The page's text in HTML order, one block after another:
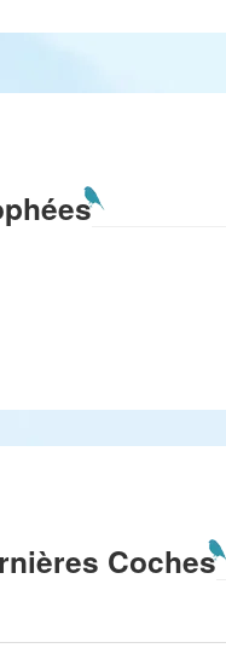
Coches